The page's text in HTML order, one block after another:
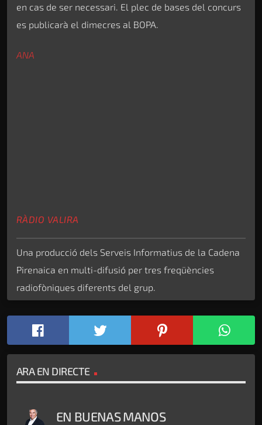
en cas de ser necessari. El plec de bases del concurs
es publicarà el dimecres al BOPA.
ANA
RÀDIO VALIRA
Una producció dels Serveis Informatius de la Cadena
Pirenaica en multi-difusió per tres freqüències
radiofòniques diferents del grup.
ARA EN DIRECTE
EN BUENAS MANOS